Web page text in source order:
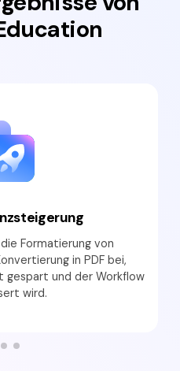
Formatierung von
in PDF bei,
gespart und der Workflow
wird.